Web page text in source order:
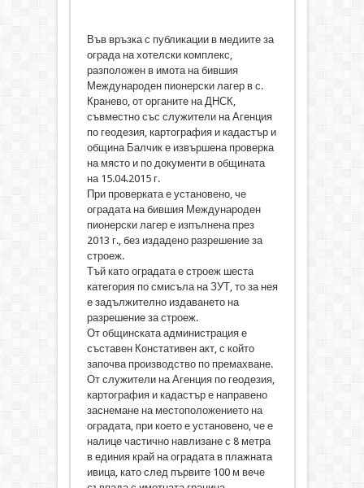
Във връзка с публикации в медиите за
ограда на хотелски комплекс,
разположен в имота на бившия
Международен пионерски лагер в с.
Кранево, от органите на ДНСК,
съвместно със служители на Агенция
по геодезия, картография и кадастър и
община Балчик е извършена проверка
на място и по документи в общината
на 15.04.2015 г.
При проверката е установено, че
оградата на бившия Международен
пионерски лагер е изпълнена през
2013 г., без издадено разрешение за
строеж.
Тъй като оградата е строеж шеста
категория по смисъла на ЗУТ, то за нея
е задължително издаването на
разрешение за строеж.
От общинската администрация е
съставен Констативен акт, с който
започва производство по премахване.
От служители на Агенция по геодезия,
картография и кадастър е направено
заснемане на местоположението на
оградата, при което е установено, че е
налице частично навлизане с 8 метра
в единия край на оградата в плажната
ивица, като след първите 100 м вече